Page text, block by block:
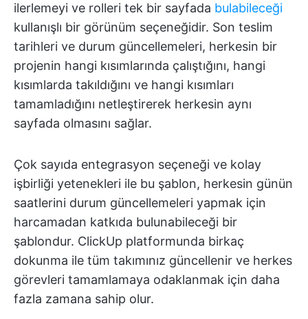
ilerlemeyi ve rolleri tek bir sayfada bulabileceği
kullanışlı bir görünüm seçeneğidir. Son teslim
tarihleri ve durum güncellemeleri, herkesin bir
projenin hangi kısımlarında çalıştığını, hangi
kısımlarda takıldığını ve hangi kısımları
tamamladığını netleştirerek herkesin aynı
sayfada olmasını sağlar.
Çok sayıda entegrasyon seçeneği ve kolay
işbirliği yetenekleri ile bu şablon, herkesin günün
saatlerini durum güncellemeleri yapmak için
harcamadan katkıda bulunabileceği bir
şablondur. ClickUp platformunda birkaç
dokunma ile tüm takımınız güncellenir ve herkes
görevleri tamamlamaya odaklanmak için daha
fazla zamana sahip olur.